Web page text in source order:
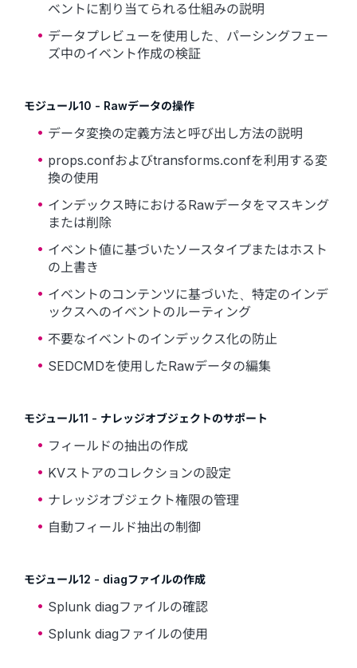
ベントに割り当てられる仕組みの説明
データプレビューを使用した、パーシングフェー
ズ中のイベント作成の検証
モジュール10 - Rawデータの操作
データ変換の定義方法と呼び出し方法の説明
props.confおよびtransforms.confを利用する変
換の使用
インデックス時におけるRawデータをマスキング
または削除
イベント値に基づいたソースタイプまたはホスト
の上書き
イベントのコンテンツに基づいた、特定のインデ
ックスへのイベントのルーティング
不要なイベントのインデックス化の防止
SEDCMDを使用したRawデータの編集
モジュール11 - ナレッジオブジェクトのサポート
フィールドの抽出の作成
KVストアのコレクションの設定
ナレッジオブジェクト権限の管理
自動フィールド抽出の制御
モジュール12 - diagファイルの作成
Splunk diagファイルの確認
Splunk diagファイルの使用